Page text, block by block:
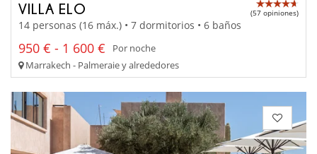
VILLA ELO (57 opiniones)
14 personas (16 máx.) • 7 dormitorios • 6 baños
950 € - 1 600 €
Por noche
Marrakech - Palmeraie y alrededores